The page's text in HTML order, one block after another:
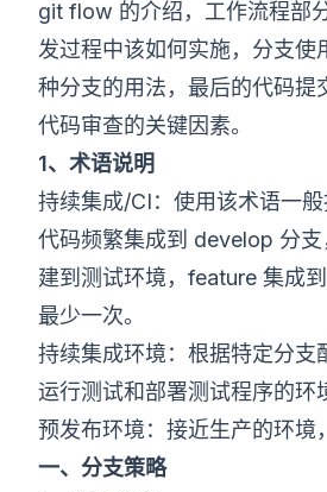
git flow 的介绍，工作流程部
发过程中该如何实施，分支使
种分支的用法，最后的代码提
代码审查的关键因素。
1、术语说明
持续集成/CI：使用该术语一
代码频繁集成到 develop 分
建到测试环境，feature 集成
最少一次。
持续集成环境：根据特定分支
运行测试和部署测试程序的环
预发布环境：接近生产的环境
一、分支策略